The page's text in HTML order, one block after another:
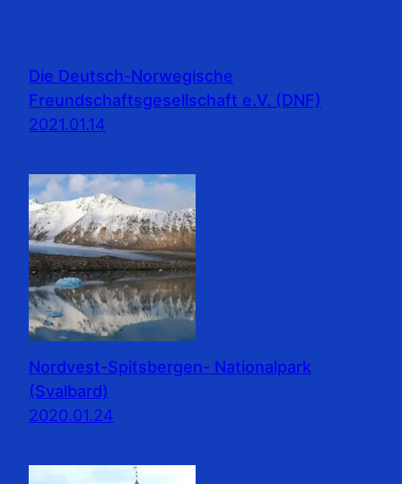
Die Deutsch-Norwegische
Freundschaftsgesellschaft e.V. (DNF)
2021.01.14
Nordvest-Spitsbergen- Nationalpark
(Svalbard)
2020.01.24